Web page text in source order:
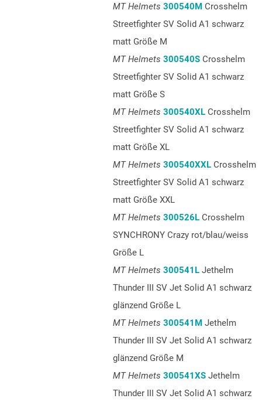
MT Helmets 300540MCrosshelm
Streetfighter SV Solid A1 schwarz
matt Größe M
MT Helmets 300540SCrosshelm
Streetfighter SV Solid A1 schwarz
matt Größe S
MT Helmets 300540XLCrosshelm
Streetfighter SV Solid A1 schwarz
matt Größe XL
MT Helmets 300540XXLCrosshelm
Streetfighter SV Solid A1 schwarz
matt Größe XXL
MT Helmets 300526LCrosshelm
SYNCHRONY Crazy rot/blau/weiss
Größe L
MT Helmets 300541LJethelm
Thunder III SV Jet Solid A1 schwarz
glänzend Größe L
MT Helmets 300541MJethelm
Thunder III SV Jet Solid A1 schwarz
glänzend Größe M
MT Helmets 300541XSJethelm
Thunder III SV Jet Solid A1 schwarz